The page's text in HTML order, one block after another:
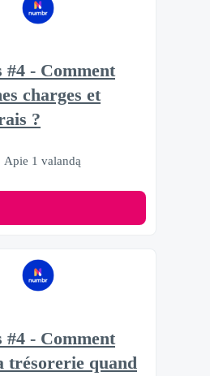
#4 - Comment
charges et
?
Apie 1 valandą
#4 - Comment
trésorerie quand